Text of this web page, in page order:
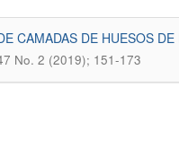
CAMADAS DE HUESOS DE
No. 2 (2019); 151-173